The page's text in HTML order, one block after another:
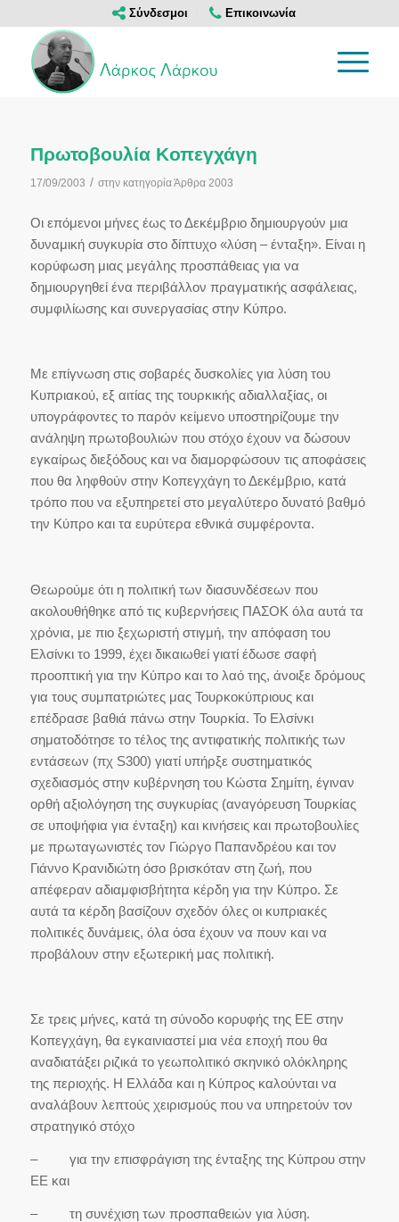
Σύνδεσμοι Επικοινωνία
Πρωτοβουλία Κοπεγχάγη
17/09/2003 / στην κατηγορίαΆρθρα 2003
Οι επόμενοι μήνες έως το Δεκέμβριο δημιουργούν μια
δυναμική συγκυρία στο δίπτυχο «λύση – ένταξη». Είναι η
κορύφωση μιας μεγάλης προσπάθειας για να
δημιουργηθεί ένα περιβάλλον πραγματικής ασφάλειας,
συμφιλίωσης και συνεργασίας στην Κύπρο.
Με επίγνωση στις σοβαρές δυσκολίες για λύση του
Κυπριακού, εξ αιτίας της τουρκικής αδιαλλαξίας, οι
υπογράφοντες το παρόν κείμενο υποστηρίζουμε την
ανάληψη πρωτοβουλιών που στόχο έχουν να δώσουν
εγκαίρως διεξόδους και να διαμορφώσουν τις αποφάσεις
που θα ληφθούν στην Κοπεγχάγη το Δεκέμβριο, κατά
τρόπο που να εξυπηρετεί στο μεγαλύτερο δυνατό βαθμό
την Κύπρο και τα ευρύτερα εθνικά συμφέροντα.
Θεωρούμε ότι η πολιτική των διασυνδέσεων που
ακολουθήθηκε από τις κυβερνήσεις ΠΑΣΟΚ όλα αυτά τα
χρόνια, με πιο ξεχωριστή στιγμή, την απόφαση του
Ελσίνκι το 1999, έχει δικαιωθεί γιατί έδωσε σαφή
προοπτική για την Κύπρο και το λαό της, άνοιξε δρόμους
για τους συμπατριώτες μας Τουρκοκύπριους και
επέδρασε βαθιά πάνω στην Τουρκία. Το Ελσίνκι
σηματοδότησε το τέλος της αντιφατικής πολιτικής των
εντάσεων (πχ S300) γιατί υπήρξε συστηματικός
σχεδιασμός στην κυβέρνηση του Κώστα Σημίτη, έγιναν
ορθή αξιολόγηση της συγκυρίας (αναγόρευση Τουρκίας
σε υποψήφια για ένταξη) και κινήσεις και πρωτοβουλίες
με πρωταγωνιστές τον Γιώργο Παπανδρέου και τον
Γιάννο Κρανιδιώτη όσο βρισκόταν στη ζωή, που
απέφεραν αδιαμφισβήτητα κέρδη για την Κύπρο. Σε
αυτά τα κέρδη βασίζουν σχεδόν όλες οι κυπριακές
πολιτικές δυνάμεις, όλα όσα έχουν να πουν και να
προβάλουν στην εξωτερική μας πολιτική.
Σε τρεις μήνες, κατά τη σύνοδο κορυφής της ΕΕ στην
Κοπεγχάγη, θα εγκαινιαστεί μια νέα εποχή που θα
αναδιατάξει ριζικά το γεωπολιτικό σκηνικό ολόκληρης
της περιοχής. Η Ελλάδα και η Κύπρος καλούνται να
αναλάβουν λεπτούς χειρισμούς που να υπηρετούν τον
στρατηγικό στόχο
– για την επισφράγιση της ένταξης της Κύπρου στην
ΕΕ και
– τη συνέχιση των προσπαθειών για λύση.